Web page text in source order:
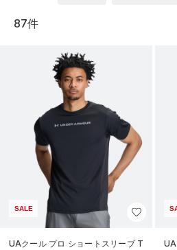
87件
SALE
UAクール プロ ショートスリーブ T